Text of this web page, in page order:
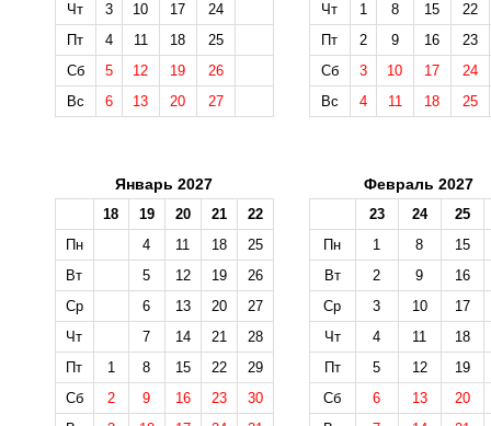
Чт
3 10 17
24
Пт
4 11 18
25
Сб
5 12 19
26
Вс
6 13 20 27
Чт
1 8 15
22
Пт
2 9 16
23
Сб
3 10 17
24
Вс
4 11 18 25
Январь 2027
18 19 20 21
22
Пн
4 11 18
25
Вт
5 12 19
26
Ср
6 13 20
27
Чт
7 14 21
28
Пт
1 8 15 22
29
Сб
2 9 16 23
30
Февраль 2027
23 24
25
Пн
1 8
15
Вт
2 9
16
Ср
3 10
17
Чт
4 11
18
Пт
5 12
19
Сб
6 13
20